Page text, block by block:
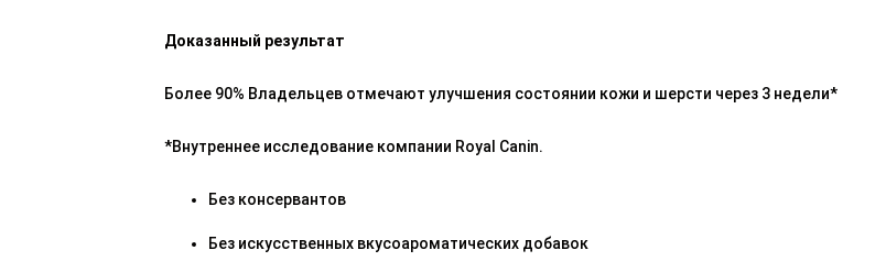
Доказанный результат
Более 90% Владельцев отмечают улучшения состоянии кожи и шерсти через 3 недели*
*Внутреннее исследование компании Royal Canin.
Без консервантов
Без искусственных вкусоароматических добавок